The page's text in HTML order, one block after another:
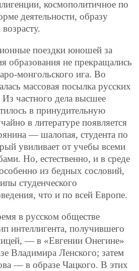
космополитичное по
деятельности, образу
поездки юношей за
образования не прекращались
монгольского ига. Во
массовая посылка русских
частного дела высшее
в принудительную
в литературе появляется
— шалопая, студента по
увиливает от учебы всеми
Но, естественно, и в среде
из бедных сословий,
студенческого
что и по всей Европе.
в русском обществе
интеллигента, получившего
— в «Евгении Онегине»
Владимира Ленского; затем
— в образе Чацкого. В этих